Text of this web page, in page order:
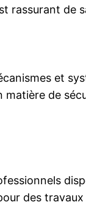
rassurant de
et
matière de
des travaux